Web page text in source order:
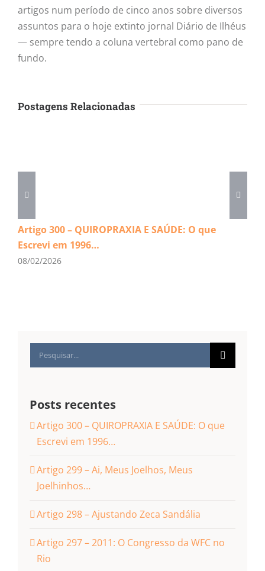
artigos num período de cinco anos sobre diversos
assuntos para o hoje extinto jornal Diário de Ilhéus
— sempre tendo a coluna vertebral como pano de
fundo.
Postagens Relacionadas
Artigo 300 – QUIROPRAXIA E SAÚDE: O que
Escrevi em 1996…
08/02/2026
Buscar
resultados
Posts recentes
Artigo 300 – QUIROPRAXIA E SAÚDE: O que
Escrevi em 1996…
Artigo 299 – Ai, Meus Joelhos, Meus
Joelhinhos…
Artigo 298 – Ajustando Zeca Sandália
Artigo 297 – 2011: O Congresso da WFC no
Rio